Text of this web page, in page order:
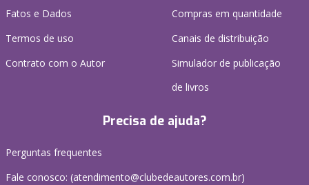
Fatos e Dados
Termos de uso
Contrato com o Autor
Compras em quantidade
Canais de distribuição
Simulador de publicação
de livros
Precisa de ajuda?
Perguntas frequentes
Fale conosco: (atendimento@clubedeautores.com.br)